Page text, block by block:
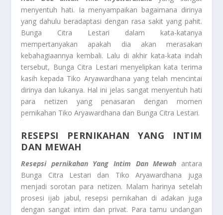
menyentuh hati. Ia menyampaikan bagaimana dirinya
yang dahulu beradaptasi dengan rasa sakit yang pahit.
Bunga Citra Lestari dalam kata-katanya
mempertanyakan apakah dia akan merasakan
kebahagiaannya kembali. Lalu di akhir kata-kata indah
tersebut, Bunga Citra Lestari menyelipkan kata terima
kasih kepada Tiko Aryawardhana yang telah mencintai
dirinya dan lukanya. Hal ini jelas sangat menyentuh hati
para netizen yang penasaran dengan momen
pernikahan Tiko Aryawardhana dan Bunga Citra Lestari.
RESEPSI PERNIKAHAN YANG INTIM
DAN MEWAH
Resepsi pernikahan Yang Intim Dan Mewah antara
Bunga Citra Lestari dan Tiko Aryawardhana juga
menjadi sorotan para netizen. Malam harinya setelah
prosesi ijab jabul, resepsi pernikahan di adakan juga
dengan sangat intim dan privat. Para tamu undangan